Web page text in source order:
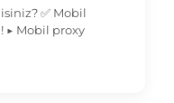
✅ Mobil
▶️ Mobil proxy